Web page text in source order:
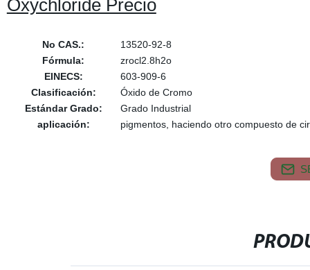
Oxychloride Precio
No CAS.:
13520-92-8
Fórmula:
zrocl2.8h2o
EINECS:
603-909-6
Clasificación:
Óxido de Cromo
Estándar Grado:
Grado Industrial
aplicación:
pigmentos, haciendo otro compuesto de